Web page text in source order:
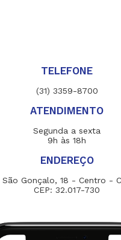
TELEFONE
(31) 3359-8700
ATENDIMENTO
Segunda a sexta
9h às 18h
ENDEREÇO
São Gonçalo, 18 - Centro -
CEP: 32.017-730